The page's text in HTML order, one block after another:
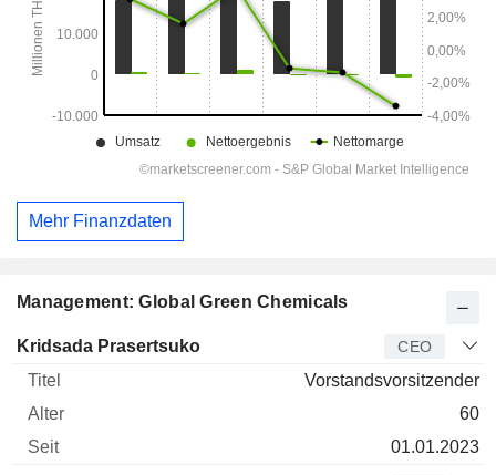
Management: Global Green Chemicals
Manager Titel Alter Seit
Kridsada Prasertsuko CEO
Vorstandsvorsitzender
60
01.01.2023
Mehr Finanzdaten